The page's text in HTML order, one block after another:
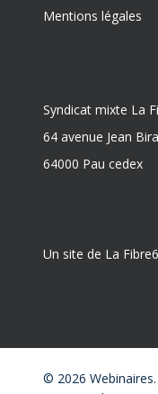
Mentions légales
Syndicat mixte La
64 avenue Jean
64000 Pau cedex
Un site de La
© 2026